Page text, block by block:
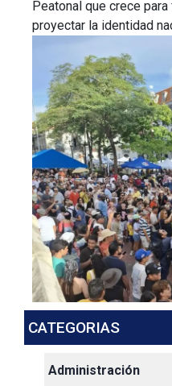
Peatonal que crece
proyectar la identidad
CATEGORIAS
Administración